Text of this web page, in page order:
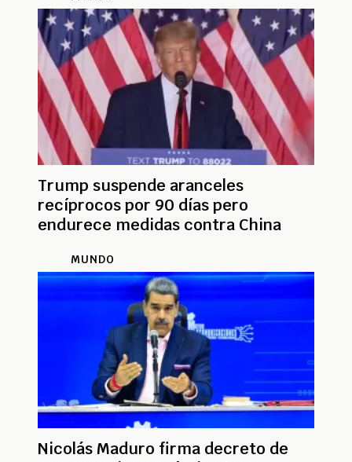
Trump suspende aranceles
recíprocos por 90 días pero
endurece medidas contra China
MUNDO
Nicolás Maduro firma decreto de